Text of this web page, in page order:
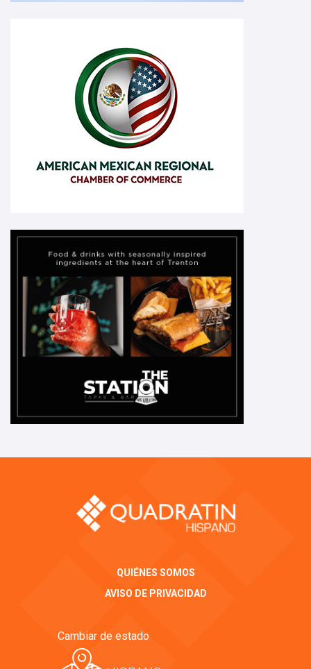
QUIÉNES SOMOS
AVISO DE PRIVACIDAD
Cambiar de estado